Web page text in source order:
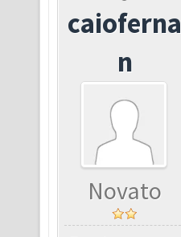
caioferna
n
Novato